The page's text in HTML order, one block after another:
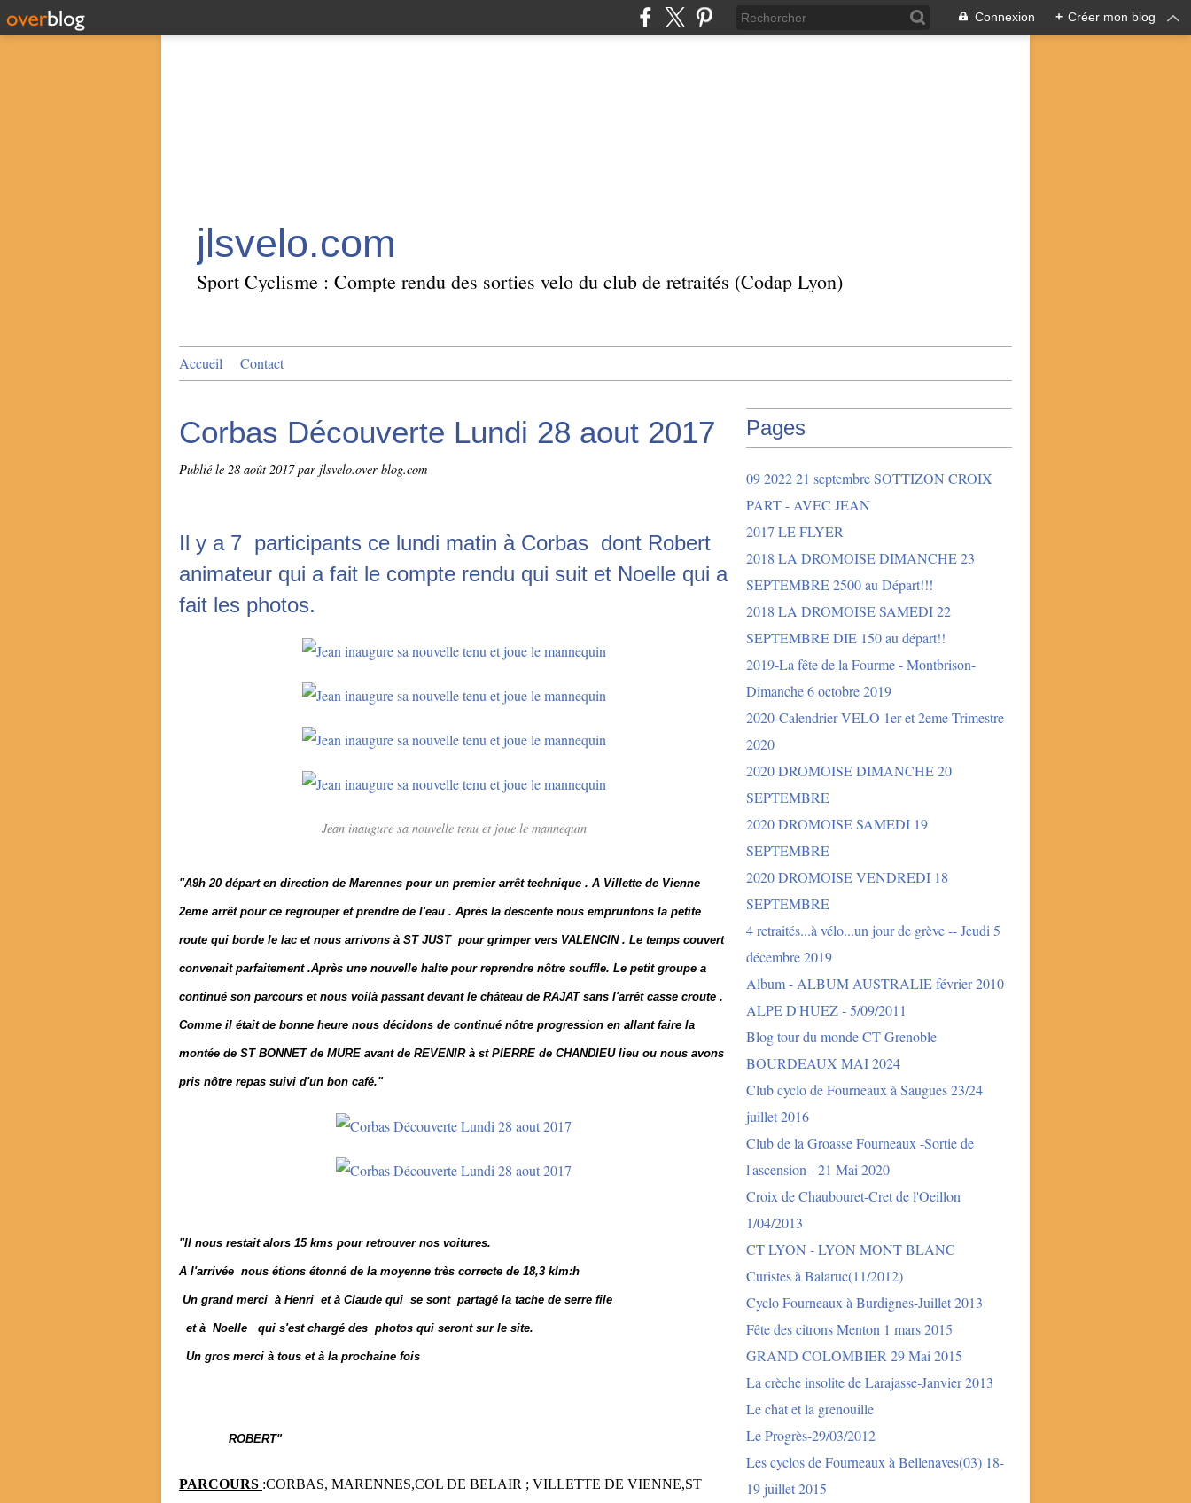
Connexion + Créer mon blog
jlsvelo.com
Sport Cyclisme : Compte rendu des sorties velo du club de retraités (Codap Lyon)
Accueil Contact
Corbas Découverte Lundi 28 aout 2017
Publié le 28 août 2017par jlsvelo.over-blog.com
Il y a 7 participants ce lundi matin à Corbas dont Robert
animateur qui a fait le compte rendu qui suit et Noelle qui a
fait les photos.
Jean inaugure sa nouvelle tenu et joue le mannequin
"A9h 20 départ en direction de Marennes pour un premier arrêt technique . A Villette de Vienne
2eme arrêt pour ce regrouper et prendre de l'eau . Après la descente nous empruntons la petite
route qui borde le lac et nous arrivons à ST JUST pour grimper vers VALENCIN . Le temps couvert
convenait parfaitement .Après une nouvelle halte pour reprendre nôtre souffle. Le petit groupe a
continué son parcours et nous voilà passant devant le château de RAJAT sans l'arrêt casse croute .
Comme il était de bonne heure nous décidons de continué nôtre progression en allant faire la
montée de ST BONNET de MURE avant de REVENIR à st PIERRE de CHANDIEU lieu ou nous avons
pris nôtre repas suivi d'un bon café."
"Il nous restait alors 15 kms pour retrouver nos voitures.
A l'arrivée nous étions étonné de la moyenne très correcte de 18,3 klm:h
Un grand merci à Henri et à Claude qui se sont partagé la tache de serre file
et à Noelle qui s'est chargé des photos qui seront sur le site.
Un gros merci à tous et à la prochaine fois
ROBERT"
PARCOURS :CORBAS, MARENNES,COL DE BELAIR ; VILLETTE DE VIENNE,ST
Pages
09 2022 21 septembre SOTTIZON CROIX
PART - AVEC JEAN
2017 LE FLYER
2018 LA DROMOISE DIMANCHE 23
SEPTEMBRE 2500 au Départ!!!
2018 LA DROMOISE SAMEDI 22
SEPTEMBRE DIE 150 au départ!!
2019-La fête de la Fourme - Montbrison-
Dimanche 6 octobre 2019
2020-Calendrier VELO 1er et 2eme Trimestre
2020
2020 DROMOISE DIMANCHE 20
SEPTEMBRE
2020 DROMOISE SAMEDI 19
SEPTEMBRE
2020 DROMOISE VENDREDI 18
SEPTEMBRE
4 retraités...à vélo...un jour de grève -- Jeudi 5
décembre 2019
Album - ALBUM AUSTRALIE février 2010
ALPE D'HUEZ - 5/09/2011
Blog tour du monde CT Grenoble
BOURDEAUX MAI 2024
Club cyclo de Fourneaux à Saugues 23/24
juillet 2016
Club de la Groasse Fourneaux -Sortie de
l'ascension - 21 Mai 2020
Croix de Chaubouret-Cret de l'Oeillon
1/04/2013
CT LYON - LYON MONT BLANC
Curistes à Balaruc(11/2012)
Cyclo Fourneaux à Burdignes-Juillet 2013
Fête des citrons Menton 1 mars 2015
GRAND COLOMBIER 29 Mai 2015
La crèche insolite de Larajasse-Janvier 2013
Le chat et la grenouille
Le Progrès-29/03/2012
Les cyclos de Fourneaux à Bellenaves(03) 18-
19 juillet 2015